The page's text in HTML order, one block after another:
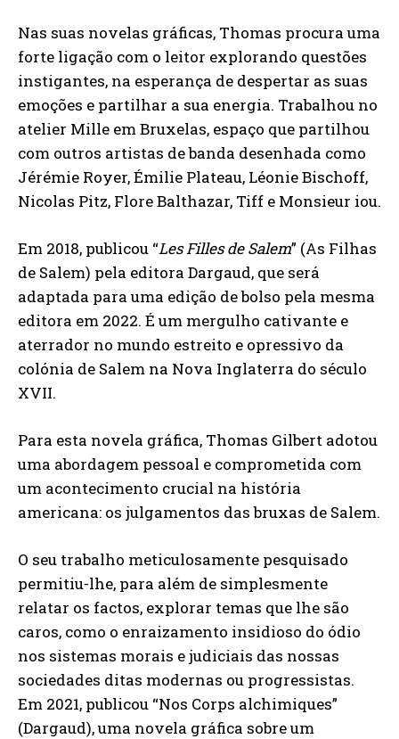
Nas suas novelas gráficas, Thomas procura uma
forte ligação com o leitor explorando questões
instigantes, na esperança de despertar as suas
emoções e partilhar a sua energia. Trabalhou no
atelier Mille em Bruxelas, espaço que partilhou
com outros artistas de banda desenhada como
Jérémie Royer, Émilie Plateau, Léonie Bischoff,
Nicolas Pitz, Flore Balthazar, Tiff e Monsieur iou.
Em 2018, publicou “Les Filles de Salem” (As Filhas
de Salem) pela editora Dargaud, que será
adaptada para uma edição de bolso pela mesma
editora em 2022. É um mergulho cativante e
aterrador no mundo estreito e opressivo da
colónia de Salem na Nova Inglaterra do século
XVII.
Para esta novela gráfica, Thomas Gilbert adotou
uma abordagem pessoal e comprometida com
um acontecimento crucial na história
americana: os julgamentos das bruxas de Salem.
O seu trabalho meticulosamente pesquisado
permitiu-lhe, para além de simplesmente
relatar os factos, explorar temas que lhe são
caros, como o enraizamento insidioso do ódio
nos sistemas morais e judiciais das nossas
sociedades ditas modernas ou progressistas.
Em 2021, publicou “Nos Corps alchimiques”
(Dargaud), uma novela gráfica sobre um